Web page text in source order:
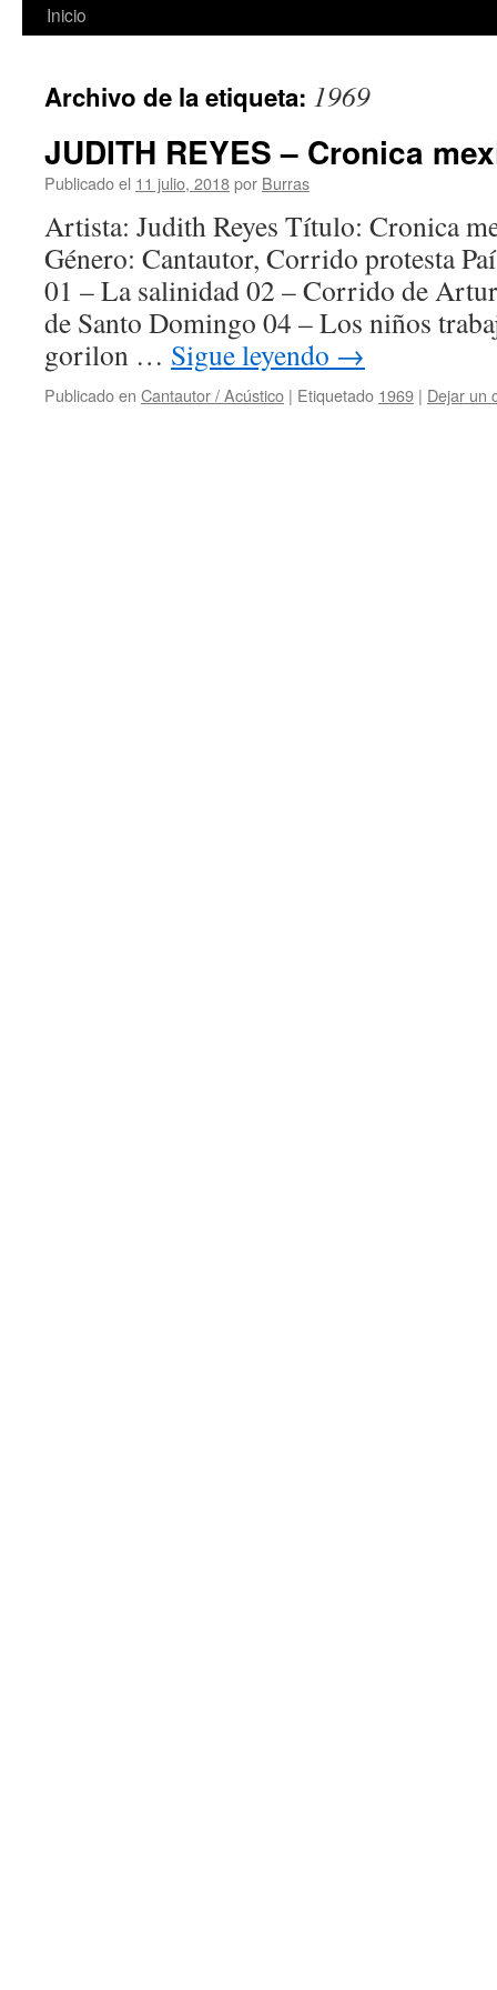
Inicio
Archivo de la etiqueta: 1969
JUDITH REYES – Cronica
Publicado el 11 julio, 2018por Burras
Artista: Judith Reyes Título: Cronica
Género: Cantautor, Corrido protesta
01 – La salinidad 02 – Corrido de
de Santo Domingo 04 – Los niños
gorilon … Sigue leyendo →
Publicado en Cantautor / Acústico | Etiquetado 1969 | Dejar un